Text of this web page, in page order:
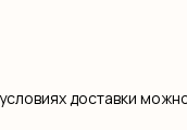
доставки